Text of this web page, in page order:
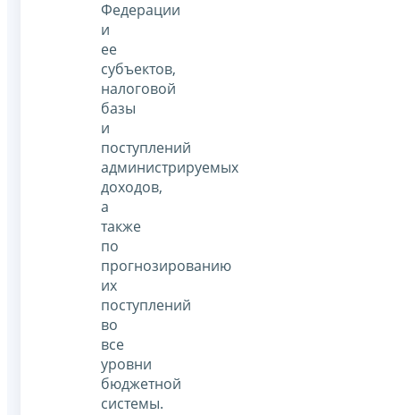
Федерации
и
ее
субъектов,
налоговой
базы
и
поступлений
администрируемых
доходов,
а
также
по
прогнозированию
их
поступлений
во
все
уровни
бюджетной
системы.